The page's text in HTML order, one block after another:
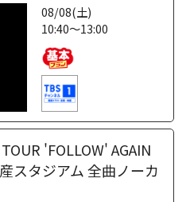
08/08(土)
10:40～13:00
'FOLLOW' AGAIN
スタジアム 全曲ノーカ